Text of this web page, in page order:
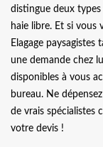
distingue deux
haie libre. Et si vous
Elagage
une demande chez
disponibles à vous
bureau. Ne
de vrais spécialistes
votre devis !